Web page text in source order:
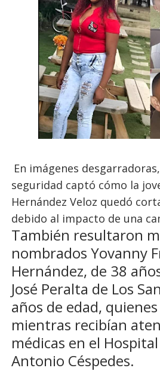
En imágenes
seguridad captó cómo la
Hernández Veloz quedó
debido al impacto de una
También resultaron
nombrados Yovanny
Hernández, de 38
José Peralta de Los
años de edad,
mientras recibían
médicas en el
Antonio Céspedes.